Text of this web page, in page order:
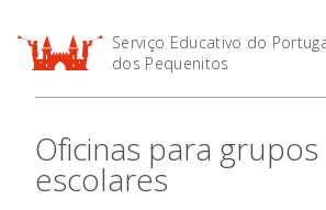
Serviço Educativo do
dos Pequenitos
Visitas para grupos escolares
Visitas guiadas em Língua
Gestual Portuguesa
Fábrica de
Pequenitos
Oficinas para grupos
escolares